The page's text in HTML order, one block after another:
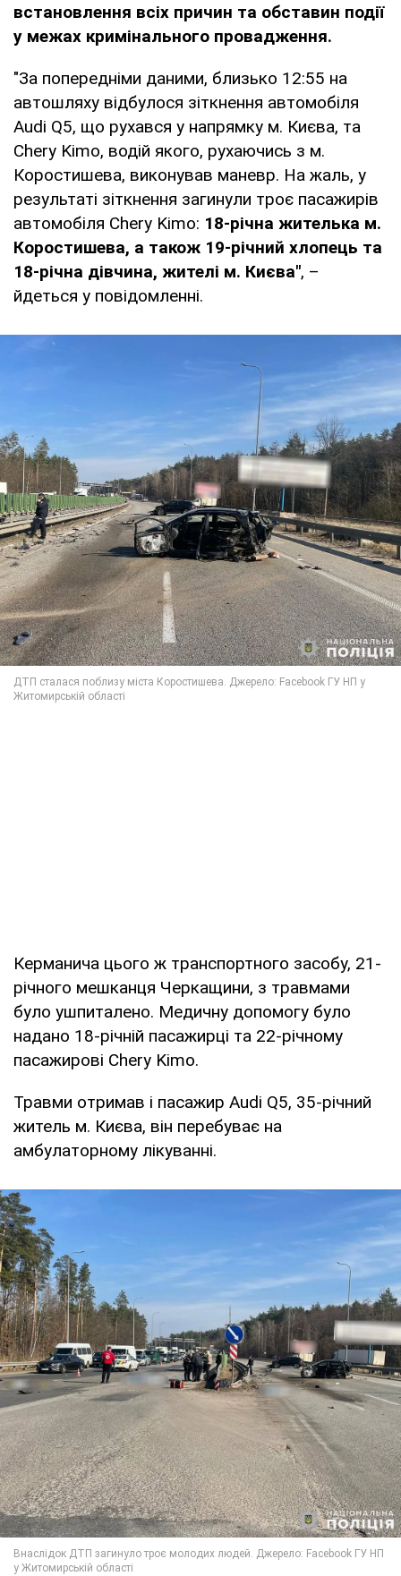
встановлення всіх причин та обставин події
у межах кримінального провадження.
"За попередніми даними, близько 12:55 на
автошляху відбулося зіткнення автомобіля
Audi Q5, що рухався у напрямку м. Києва, та
Chery Kimo, водій якого, рухаючись з м.
Коростишева, виконував маневр. На жаль, у
результаті зіткнення загинули троє пасажирів
автомобіля Chery Kimo: 18-річна жителька м.
Коростишева, а також 19-річний хлопець та
18-річна дівчина, жителі м. Києва", –
йдеться у повідомленні.
Керманича цього ж транспортного засобу, 21-
річного мешканця Черкащини, з травмами
було ушпиталено. Медичну допомогу було
надано 18-річній пасажирці та 22-річному
пасажирові Chery Kimo.
Травми отримав і пасажир Audi Q5, 35-річний
житель м. Києва, він перебуває на
амбулаторному лікуванні.